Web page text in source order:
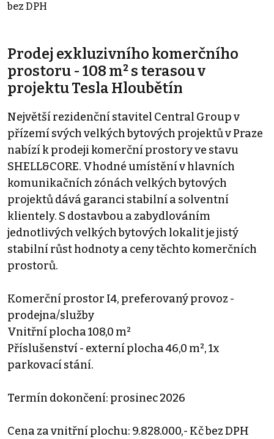
bez DPH
Prodej exkluzivního komerčního
prostoru - 108 m² s terasou v
projektu Tesla Hloubětín
Největší rezidenční stavitel Central Group v
přízemí svých velkých bytových projektů v Praze
nabízí k prodeji komerční prostory ve stavu
SHELL&CORE. Vhodné umístění v hlavních
komunikačních zónách velkých bytových
projektů dává garanci stabilní a solventní
klientely. S dostavbou a zabydlováním
jednotlivých velkých bytových lokalit je jistý
stabilní růst hodnoty a ceny těchto komerčních
prostorů.
Komerční prostor I4, preferovaný provoz -
prodejna/služby
Vnitřní plocha 108,0 m²
Příslušenství - externí plocha 46,0 m², 1x
parkovací stání.
Termín dokončení: prosinec 2026
Cena za vnitřní plochu: 9.828.000,- Kč bez DPH